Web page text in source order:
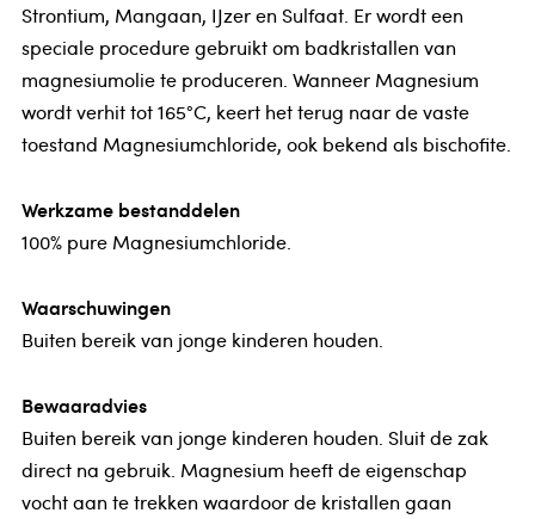
Strontium, Mangaan, IJzer en Sulfaat. Er wordt een
speciale procedure gebruikt om badkristallen van
magnesiumolie te produceren. Wanneer Magnesium
wordt verhit tot 165°C, keert het terug naar de vaste
toestand Magnesiumchloride, ook bekend als bischofite.
Werkzame bestanddelen
100% pure Magnesiumchloride.
Waarschuwingen
Buiten bereik van jonge kinderen houden.
Bewaaradvies
Buiten bereik van jonge kinderen houden. Sluit de zak
direct na gebruik. Magnesium heeft de eigenschap
vocht aan te trekken waardoor de kristallen gaan